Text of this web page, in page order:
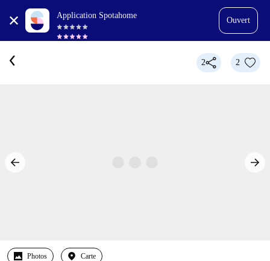
Application Spotahome
Ouvert
2 2
Photos Carte